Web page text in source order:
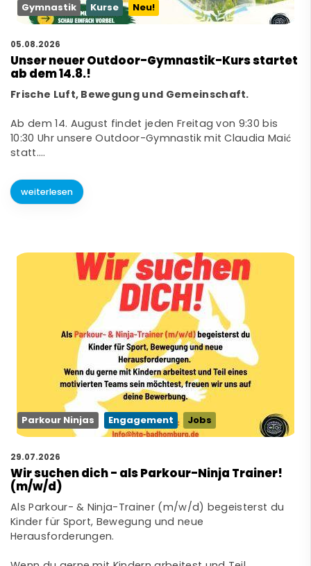
Gymnastik Kurse Neu!
05.08.2026
Unser neuer Outdoor-Gymnastik-Kurs startet
ab dem 14.8.!
Frische Luft, Bewegung und Gemeinschaft.
Ab dem 14. August findet jeden Freitag von 9:30 bis
10:30 Uhr unsere Outdoor-Gymnastik mit Claudia Maić
statt.…
weiterlesen
Parkour Ninjas Engagement Jobs
29.07.2026
Wir suchen dich - als Parkour-Ninja Trainer!
(m/w/d)
Als Parkour- & Ninja-Trainer (m/w/d) begeisterst du
Kinder für Sport, Bewegung und neue
Herausforderungen.